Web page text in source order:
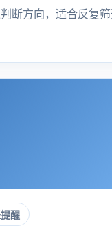
断方向，适合反复筛
醒